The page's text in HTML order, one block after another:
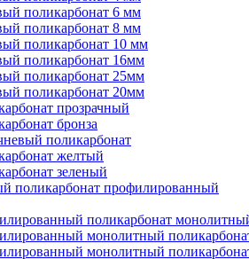
поликарбонат 6 мм
поликарбонат 8 мм
поликарбонат 10 мм
поликарбонат 16мм
поликарбонат 25мм
поликарбонат 20мм
прозрачный
бронза
поликарбонат
желтый
зеленый
поликарбонат профилированный
поликарбонат
монолитный
монолитный